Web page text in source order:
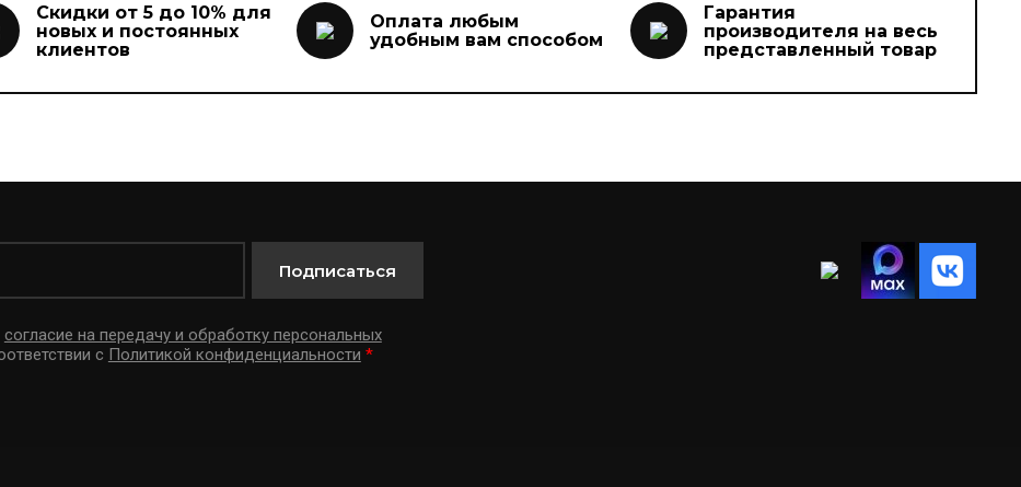
Скидки от 5 до 10% для
новых и постоянных
клиентов
Оплата любым
удобным вам способом
Гарантия
производителя на весь
представленный товар
согласие на передачу и обработку персональных
с Политикой конфиденциальности *
Подписаться